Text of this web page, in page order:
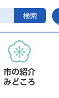
検索
市の紹介
みどころ